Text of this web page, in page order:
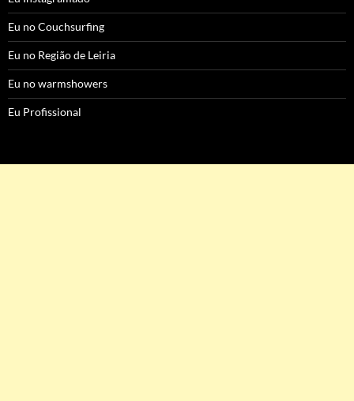
Eu no Couchsurfing
Eu no Região de Leiria
Eu no warmshowers
Eu Profissional